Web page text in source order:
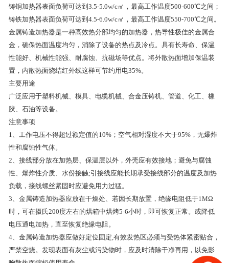
铸铜加热器表面负荷可达到3.5-5.0w/c㎡，最高工作温度500-600℃之间；
铸铁加热器表面负荷可达到4.5-6.0w/c㎡，最高工作温度550-700℃之间。
金属铸造加热器是一种高效热分部均匀的加热器，热导性极佳的金属合
金，确保热面温度均匀，消除了设备的热点及冷点。具有长寿命、保温
性能好、机械性能强、耐腐蚀、抗磁场等优点。将外散热面增加保温装
置，内散热面烧结红外线这样可节约用电35%。
主要用途
广泛应用于塑料机械、模具、电缆机械、合金压铸机、管道、化工、橡
胶、石油等设备。
注意事项
1、工作电压不得超过额定值的10%；空气相对湿度不大于95%，无爆炸
性和腐蚀性气体。
2、接线部分放在加热层、保温层以外，外壳应有效接地；避免与腐蚀
性、爆炸性介质、水份接触;引接线应能长期承受接线部分的温度及加热
负载，接线螺丝紧固时应避免用力过猛。
3、金属铸造加热器应放在干燥处、若因长期放置，绝缘电阻低于1MΩ
时，可在摄氏200度左右的烘箱中烘烤5-6小时，即可恢复正常。或降低
电压通电加热，直至恢复绝缘电阻。
4、金属铸造加热器应做好定位固定,有效发热区必须与受热体紧密贴合，
严禁空烧。发现表面有灰尘或污染物时，应及时清除干净再用，以免影